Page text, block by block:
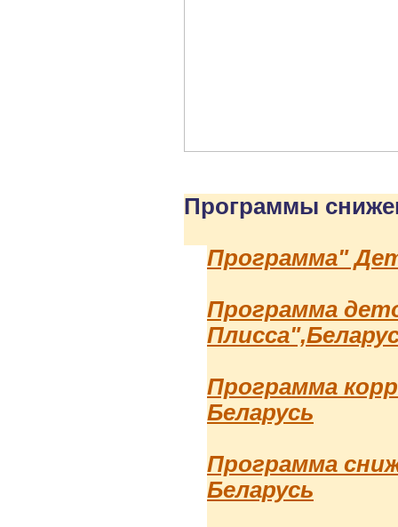
Программы
Программа"
Программа
Программа
Беларусь
Программа
Беларусь